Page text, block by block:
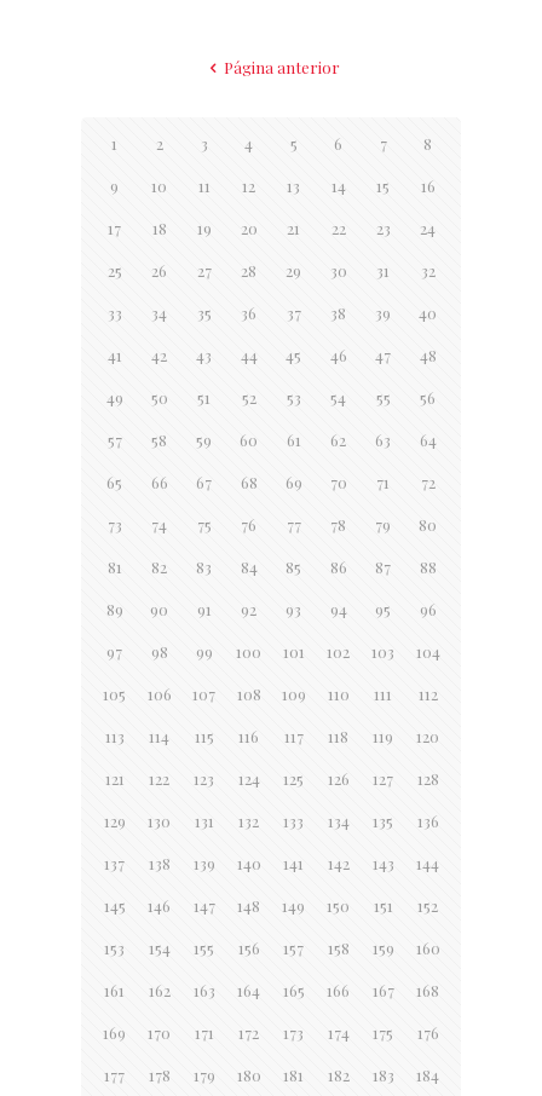
Página anterior
1 2 3 4 5 6 7 8
9 10 11 12 13 14 15 16
17 18 19 20 21 22 23 24
25 26 27 28 29 30 31 32
33 34 35 36 37 38 39 40
41 42 43 44 45 46 47 48
49 50 51 52 53 54 55 56
57 58 59 60 61 62 63 64
65 66 67 68 69 70 71 72
73 74 75 76 77 78 79 80
81 82 83 84 85 86 87 88
89 90 91 92 93 94 95 96
97 98 99 100 101 102 103 104
105 106 107 108 109 110 111 112
113 114 115 116 117 118 119 120
121 122 123 124 125 126 127 128
129 130 131 132 133 134 135 136
137 138 139 140 141 142 143 144
145 146 147 148 149 150 151 152
153 154 155 156 157 158 159 160
161 162 163 164 165 166 167 168
169 170 171 172 173 174 175 176
177 178 179 180 181 182 183 184